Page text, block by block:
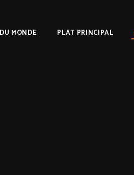
MONDE PLAT PRINCIPAL